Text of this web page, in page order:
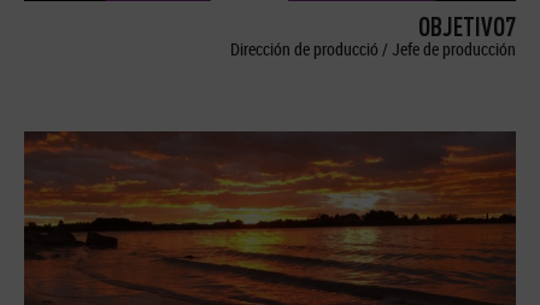
OBJETIVO7
Dirección de producció / Jefe de producción